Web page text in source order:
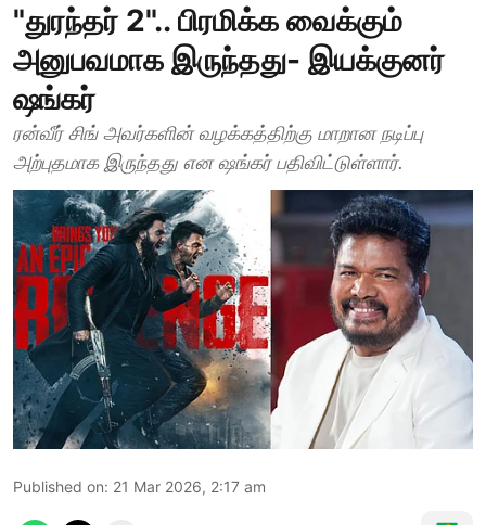
"துரந்தர் 2".. பிரமிக்க வைக்கும்
அனுபவமாக இருந்தது- இயக்குனர்
ஷங்கர்
ரன்வீர் சிங் அவர்களின் வழக்கத்திற்கு மாறான நடிப்பு
அற்புதமாக இருந்தது என ஷங்கர் பதிவிட்டுள்ளார்.
Published on: 21 Mar 2026, 2:17 am